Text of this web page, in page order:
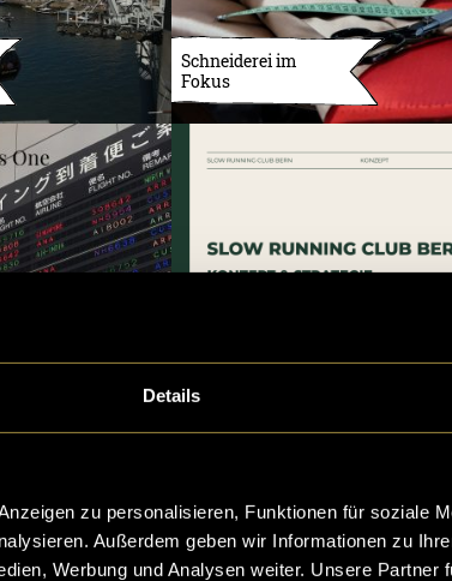
Details
zu personalisieren, Funktionen für soziale
Außerdem geben wir Informationen zu
Werbung und Analysen weiter. Unsere Partner
Schneiderei im
Fokus